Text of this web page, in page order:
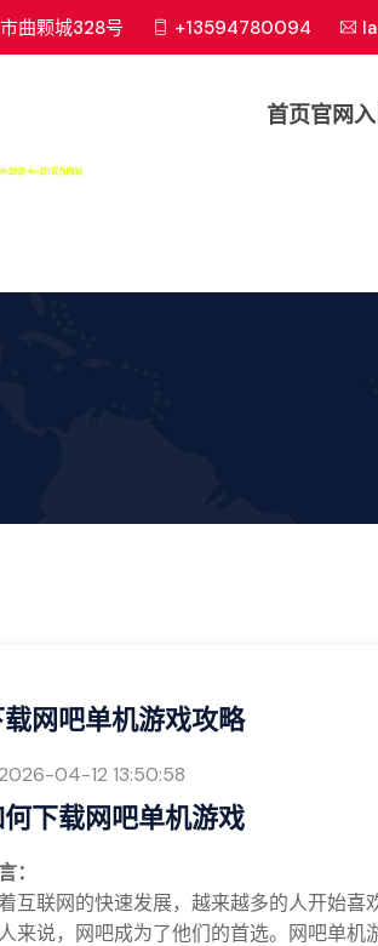
曲颗城328号 +13594780094
首页官网
网吧单机游戏攻略
04-12 13:50:58
下载网吧单机游戏
：
互联网的快速发展，越来越多的人开始
来说，网吧成为了他们的首选。网吧单